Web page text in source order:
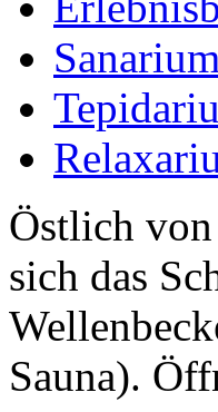
Östlich
sich das
Sauna).